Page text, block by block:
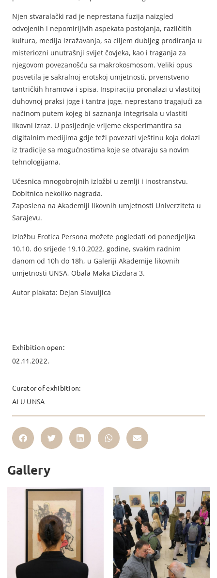
Njen stvaralački rad je neprestana fuzija naizgled
odvojenih i nepomirljivih aspekata postojanja, različitih
kultura, medija izražavanja, sa ciljem dubljeg prodiranja u
misteriozni unutrašnji svijet čovjeka, kao i traganja za
njegovom povezanošću sa makrokosmosom. Veliki opus
posvetila je sakralnoj erotskoj umjetnosti, prvenstveno
tantričkih hramova i spisa. Inspiraciju pronalazi u vlastitoj
duhovnoj praksi joge i tantra joge, neprestano tragajući za
načinom putem kojeg bi saznanja integrisala u vlastiti
likovni izraz. U posljednje vrijeme eksperimantira sa
digitalnim medijima gdje teži povezati vještinu koja dolazi
iz tradicije sa mogućnostima koje se otvaraju sa novim
tehnologijama.
Učesnica mnogobrojnih izložbi u zemlji i inostranstvu.
Dobitnica nekoliko nagrada.
Zaposlena na Akademiji likovnih umjetnosti Univerziteta u
Sarajevu.
Izložbu Erotica Persona možete pogledati od ponedjeljka
10.10. do srijede 19.10.2022. godine, svakim radnim
danom od 10h do 18h, u Galeriji Akademije likovnih
umjetnosti UNSA, Obala Maka Dizdara 3.
Autor plakata: Dejan Slavuljica
Exhibition open:
02.11.2022.
Curator of exhibition:
ALU UNSA
Gallery